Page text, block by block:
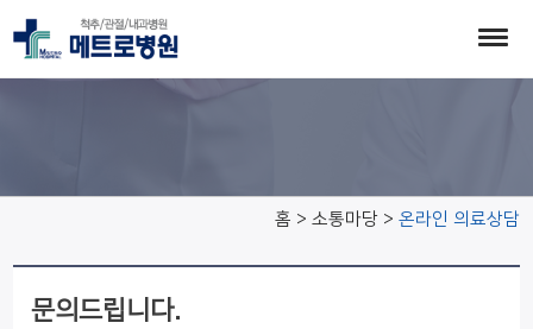
홈 > 소통마당 > 온라인 의료상담
문의드립니다.